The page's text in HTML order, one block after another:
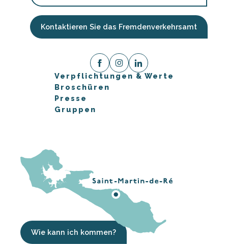
Kontaktieren Sie das Fremdenverkehrsamt
Verpflichtungen & Werte
Broschüren
Presse
Gruppen
Wie kann ich kommen?